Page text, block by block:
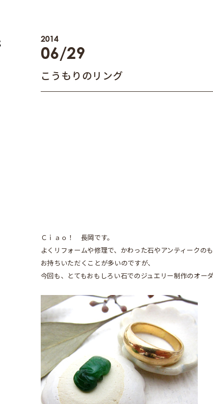
こうもりのリング
2014
06/29
Ｃｉａｏ！ 長岡です。
よくリフォームや修理で、かわった石やアンティークの
お持ちいただくことが多いのですが、
今回も、とてもおもしろい石でのジュエリー制作のオー